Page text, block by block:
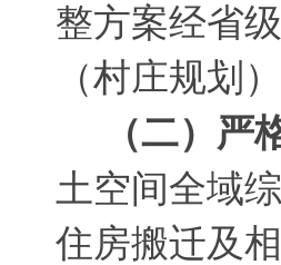
整方案经省
（村庄规划）
（二）严
土空间全域
住房搬迁及